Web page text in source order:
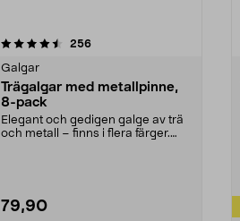
256recensioner
Galgar
Trägalgar med metallpinne,
8-pack
Elegant och gedigen galge av trä
och metall – finns i flera färger.
79,90
4.0av 5 stjärnor